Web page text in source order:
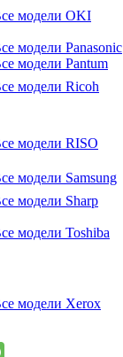
модели OKI
модели Panasonic
модели Pantum
модели Ricoh
модели RISO
модели Samsung
модели Sharp
модели Toshiba
модели Xerox